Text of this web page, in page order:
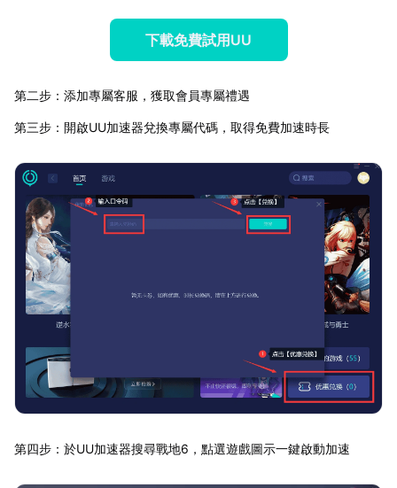
下載免費試用UU
第二步：添加專屬客服，獲取會員專屬禮遇
第三步：開啟UU加速器兌換專屬代碼，取得免費加速時長
第四步：於UU加速器搜尋戰地6，點選遊戲圖示一鍵啟動加速